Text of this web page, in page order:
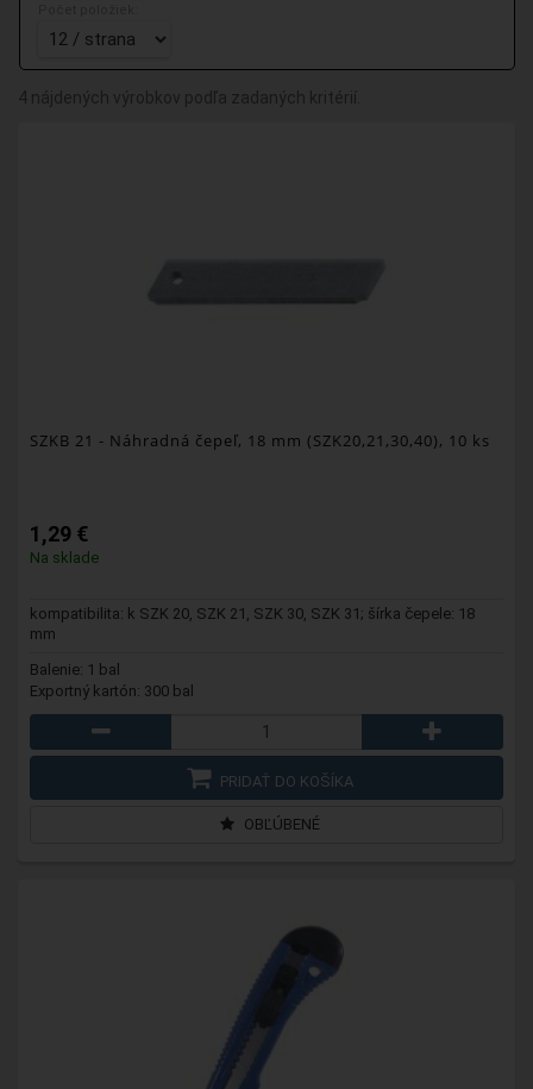
4 nájdených výrobkov podľa zadaných kritérií.
SZKB 21 - Náhradná čepeľ, 18 mm (SZK20,21,30,40), 10 ks
1,29 €
Na sklade
kompatibilita: k SZK 20, SZK 21, SZK 30, SZK 31; šírka čepele: 18
mm
Balenie: 1 bal
Exportný kartón: 300 bal
PRIDAŤ DO KOŠÍKA
OBĽÚBENÉ